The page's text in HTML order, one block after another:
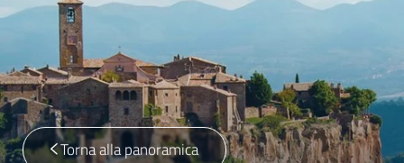
Torna alla panoramica